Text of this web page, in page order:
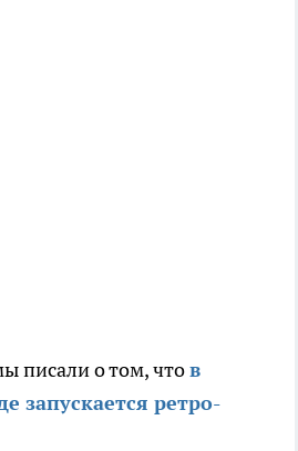
писали о том, чтов
запускается ретро-